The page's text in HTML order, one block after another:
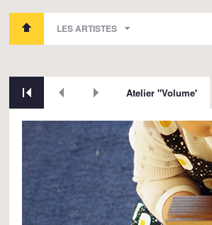
LES ARTISTES
Atelier "Volume'